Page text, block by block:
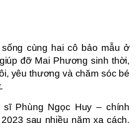
cùng hai cô bảo mẫu ở
đỡ Mai Phương sinh thời,
yêu thương và chăm sóc bé
Phùng Ngọc Huy – chính
sau nhiều năm xa cách.